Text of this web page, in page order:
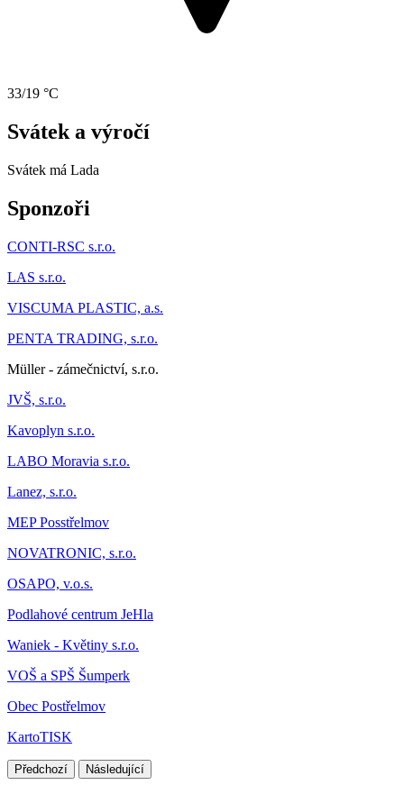
33/19 °C
Svátek a výročí
Svátek má Lada
Sponzoři
CONTI-RSC s.r.o.
LAS s.r.o.
VISCUMA PLASTIC, a.s.
PENTA TRADING, s.r.o.
Müller - zámečnictví, s.r.o.
JVŠ, s.r.o.
Kavoplyn s.r.o.
LABO Moravia s.r.o.
Lanez, s.r.o.
MEP Posstřelmov
NOVATRONIC, s.r.o.
OSAPO, v.o.s.
Podlahové centrum JeHla
Waniek - Květiny s.r.o.
VOŠ a SPŠ Šumperk
Obec Postřelmov
KartoTISK
Předchozí Následující